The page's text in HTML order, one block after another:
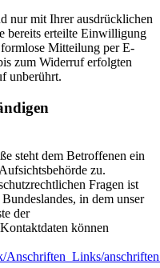
nur mit Ihrer ausdrücklichen
bereits erteilte Einwilligung
Mitteilung per E-
zum Widerruf erfolgten
unberührt.
steht dem Betroffenen ein
zu.
Fragen ist
in dem unser
der
können